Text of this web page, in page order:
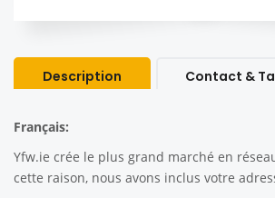
Description Contact &
Français:
Yfw.ie crée le plus grand marché en
cette raison, nous avons inclus votre